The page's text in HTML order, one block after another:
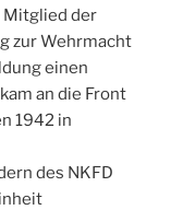
der
zur Wehrmacht
einen
an die Front
1942 in
des NKFD